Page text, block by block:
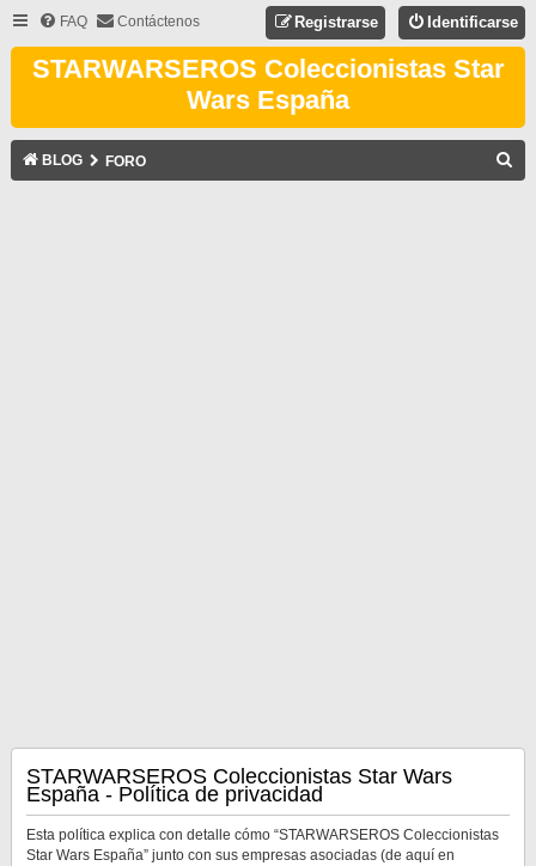
FAQ Contáctenos Identificarse
Registrarse
STARWARSEROS Coleccionistas Star
Wars España
BLOG FORO
STARWARSEROS Coleccionistas Star Wars
España - Política de privacidad
Esta política explica con detalle cómo “STARWARSEROS Coleccionistas
Star Wars España” junto con sus empresas asociadas (de aquí en